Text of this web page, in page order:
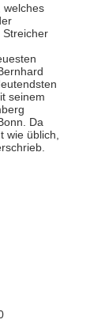
welches
Streicher
seinem
Da
wie üblich,